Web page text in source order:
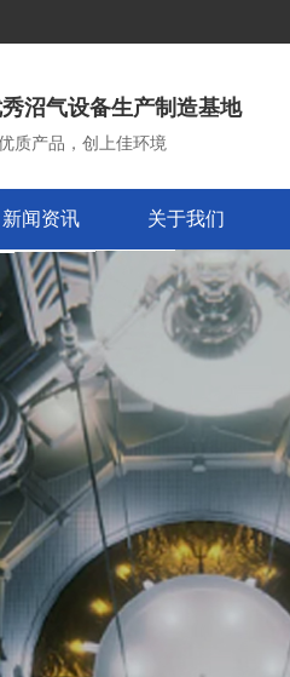
沼气设备生产制造基地
质产品，创上佳环境
新闻资讯 关于我们